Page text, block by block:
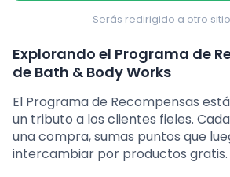
Serás redirigido a otro
Explorando el Programa de
de Bath & Body Works
El Programa de Recompensas
un tributo a los clientes fieles.
una compra, sumas puntos que
intercambiar por productos gratis.